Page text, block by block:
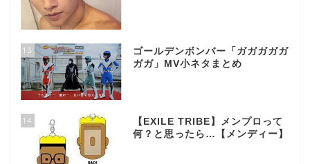
13
ゴールデンボンバー「ガガガガガ
ガガ」MV小ネタまとめ
14
【EXILE TRIBE】メンプロって
何？と思ったら…【メンディー】